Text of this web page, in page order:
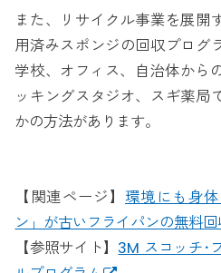
また、リサイクル事業を展開
用済みスポンジの回収プログ
学校、オフィス、自治体から
ッキングスタジオ、スギ薬局
かの方法があります。
【関連ページ】 環境にも身
ン」が古いフライパンの無料
【参照サイト】3M スコッチ･